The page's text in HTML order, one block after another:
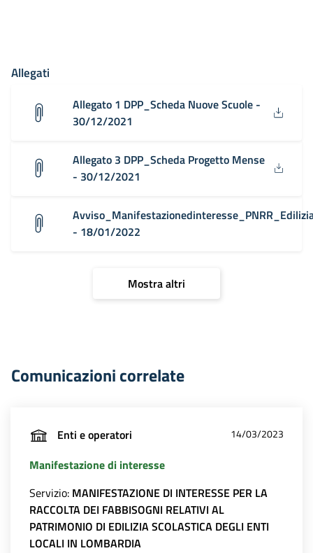
Allegati
Allegato 1 DPP_Scheda Nuove Scuole -
30/12/2021
Allegato 3 DPP_Scheda Progetto Mense
- 30/12/2021
- 18/01/2022
Mostra altri
Comunicazioni correlate
Enti e operatori 14/03/2023
Manifestazione di interesse
Servizio: MANIFESTAZIONE DI INTERESSE PER LA
RACCOLTA DEI FABBISOGNI RELATIVI AL
PATRIMONIO DI EDILIZIA SCOLASTICA DEGLI ENTI
LOCALI IN LOMBARDIA